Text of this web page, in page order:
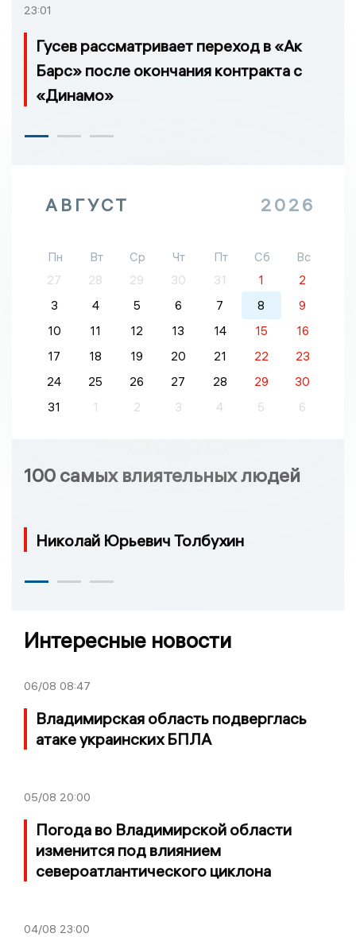
23:01
Гусев рассматривает переход в «Ак
Барс» после окончания контракта с
«Динамо»
АВГУСТ 2026
Пн Вт Ср Чт Пт Сб
Вс
27
28 29 30 31 1
2
3
4 5 6 7 8
9
10
11 12 13 14 15
16
17
18 19 20 21 22
23
24
25 26 27 28 29
30
31
1 2 3 4 5 6
100 самых влиятельных людей
Николай Юрьевич Толбухин
Интересные новости
06/08 08:47
Владимирская область подверглась
атаке украинских БПЛА
05/08 20:00
Погода во Владимирской области
изменится под влиянием
североатлантического циклона
04/08 23:00